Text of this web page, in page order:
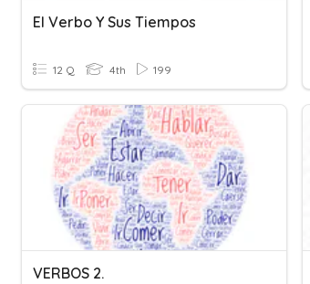
El Verbo Y Sus Tiempos
12 Q 4th 199
VERBOS 2.